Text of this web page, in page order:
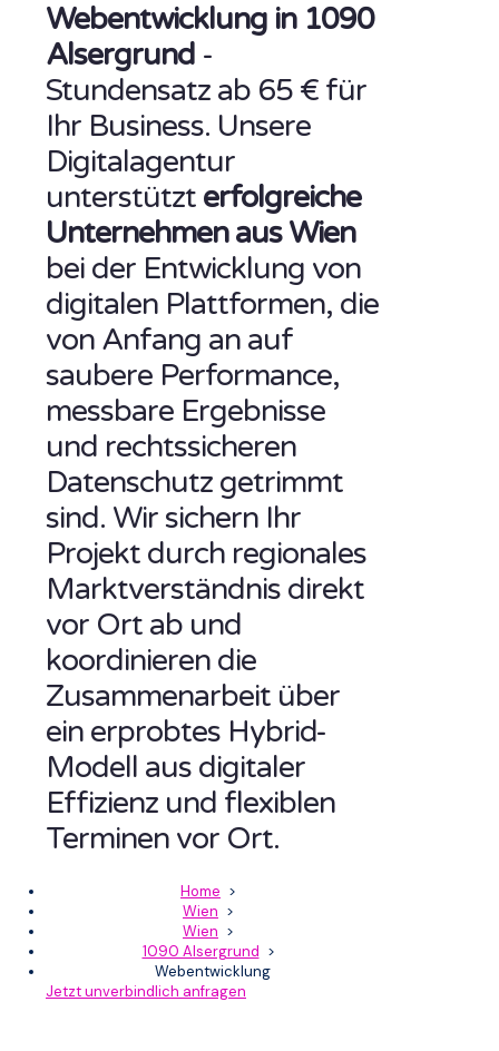
Webentwicklung in 1090
Alsergrund -
Stundensatz ab 65 € für
Ihr Business. Unsere
Digitalagentur
unterstützt erfolgreiche
Unternehmen aus Wien
bei der Entwicklung von
digitalen Plattformen, die
von Anfang an auf
saubere Performance,
messbare Ergebnisse
und rechtssicheren
Datenschutz getrimmt
sind. Wir sichern Ihr
Projekt durch regionales
Marktverständnis direkt
vor Ort ab und
koordinieren die
Zusammenarbeit über
ein erprobtes Hybrid-
Modell aus digitaler
Effizienz und flexiblen
Terminen vor Ort.
Home >
Wien >
Wien >
1090 Alsergrund >
Webentwicklung
Jetzt unverbindlich anfragen